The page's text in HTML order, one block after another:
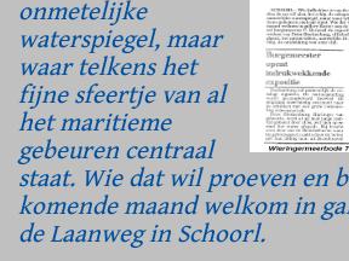
onmetelijke
waterspiegel, maar
waar telkens het
fijne sfeertje van al
het maritieme
gebeuren centraal
staat. Wie dat wil proeven en
komende maand welkom in
de Laanweg in Schoorl.